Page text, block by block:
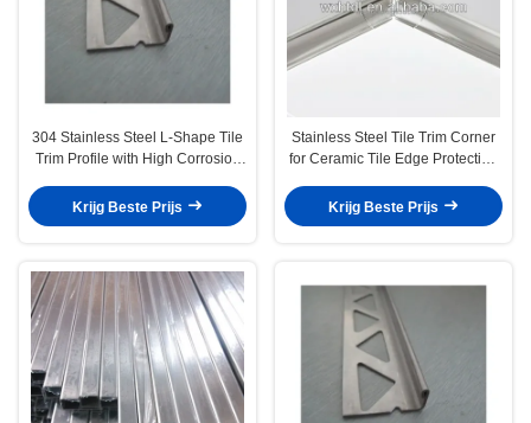
304 Stainless Steel L-Shape Tile
Trim Profile with High Corrosion
Edging
Krijg Beste Prijs
Stainless Steel Tile Trim Corner
for Ceramic Tile Edge Protection
Easy Installation
Krijg Beste Prijs